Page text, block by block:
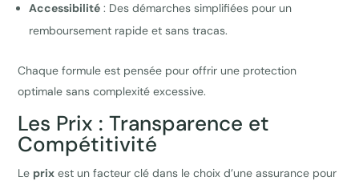
Accessibilité : Des démarches simplifiées pour un
remboursement rapide et sans tracas.
Chaque formule est pensée pour offrir une protection
optimale sans complexité excessive.
Les Prix : Transparence et
Compétitivité
Le prix est un facteur clé dans le choix d’une assurance pour